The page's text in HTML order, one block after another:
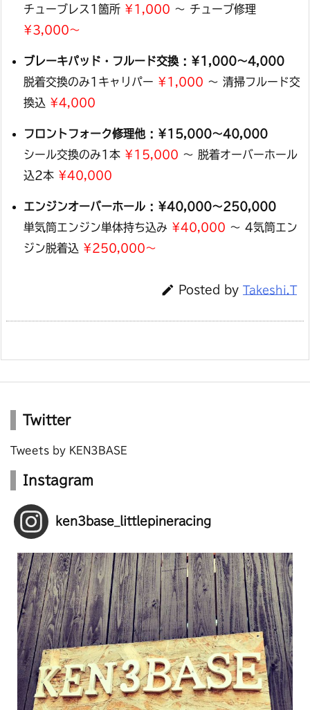
チューブレス1箇所 ¥1,000 〜 チューブ修理
¥3,000〜
ブレーキパッド・フルード交換 : ¥1,000〜4,000
脱着交換のみ1キャリパー ¥1,000 〜 清掃フルード交
換込 ¥4,000
フロントフォーク修理他 : ¥15,000〜40,000
シール交換のみ1本 ¥15,000 〜 脱着オーバーホール
込2本 ¥40,000
エンジンオーバーホール : ¥40,000〜250,000
単気筒エンジン単体持ち込み ¥40,000 〜 4気筒エン
ジン脱着込 ¥250,000〜
 Posted by Takeshi.T
Twitter
Tweets by KEN3BASE
Instagram
ken3base_littlepineracing